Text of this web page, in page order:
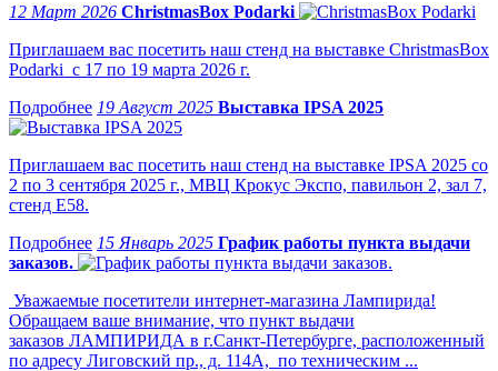
12 Март 2026 ChristmasBox Podarki
Приглашаем вас посетить наш стенд на выставке ChristmasBox
Podarki с 17 по 19 марта 2026 г.
19 Август 2025 Выставка IPSA 2025
Приглашаем вас посетить наш стенд на выставке IPSA 2025 со
2 по 3 сентября 2025 г., МВЦ Крокус Экспо, павильон 2, зал 7,
стенд Е58.
15 Январь 2025 График работы пункта выдачи
заказов.
Уважаемые посетители интернет-магазина Лампирида!
Обращаем ваше внимание, что пункт выдачи
заказов ЛАМПИРИДА в г.Санкт-Петербурге, расположенный
по адресу Лиговский пр., д. 114А, по техническим ...